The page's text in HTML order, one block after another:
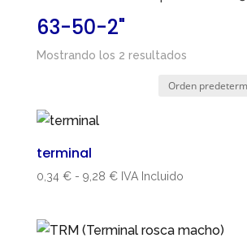
63-50-2"
Mostrando los 2 resultados
terminal
0,34 € - 9,28 €Rango
desde
IVA Incluido